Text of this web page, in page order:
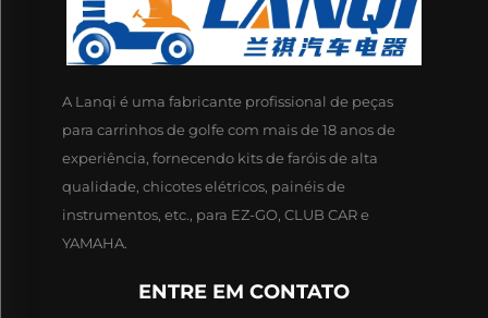
A Lanqi é uma fabricante profissional de peças
para carrinhos de golfe com mais de 18 anos de
experiência, fornecendo kits de faróis de alta
qualidade, chicotes elétricos, painéis de
instrumentos, etc., para EZ-GO, CLUB CAR e
YAMAHA.
ENTRE EM CONTATO